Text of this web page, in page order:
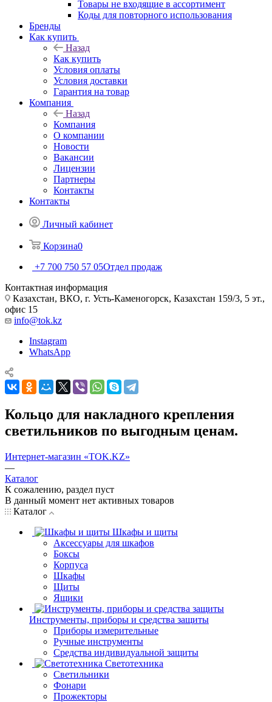
Товары не входящие в ассортимент
Коды для повторного использования
Бренды
Как купить
Назад
Как купить
Условия оплаты
Условия доставки
Гарантия на товар
Компания
Назад
Компания
О компании
Новости
Вакансии
Лицензии
Партнеры
Контакты
Контакты
Личный кабинет
Корзина0
+7 700 750 57 05Отдел продаж
Контактная информация
Казахстан, ВКО, г. Усть-Каменогорск, Казахстан 159/3, 5 эт.,
офис 15
info@tok.kz
Instagram
WhatsApp
Кольцо для накладного крепления
светильников по выгодным ценам.
Интернет-магазин «TOK.KZ»
—
Каталог
К сожалению, раздел пуст
В данный момент нет активных товаров
Каталог
Шкафы и щиты
Аксессуары для шкафов
Боксы
Корпуса
Шкафы
Щиты
Ящики
Инструменты, приборы и средства защиты
Приборы измерительные
Ручные инструменты
Средства индивидуальной защиты
Светотехника
Светильники
Фонари
Прожекторы